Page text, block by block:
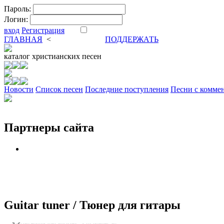
Пароль:
Логин:
вход Регистрация
ГЛАВНАЯ <
ПОДДЕРЖАТЬ
каталог христианских песен
Новости Cписок песен Последние поступления Песни с
Партнеры сайта
Guitar tuner / Тюнер для гитары